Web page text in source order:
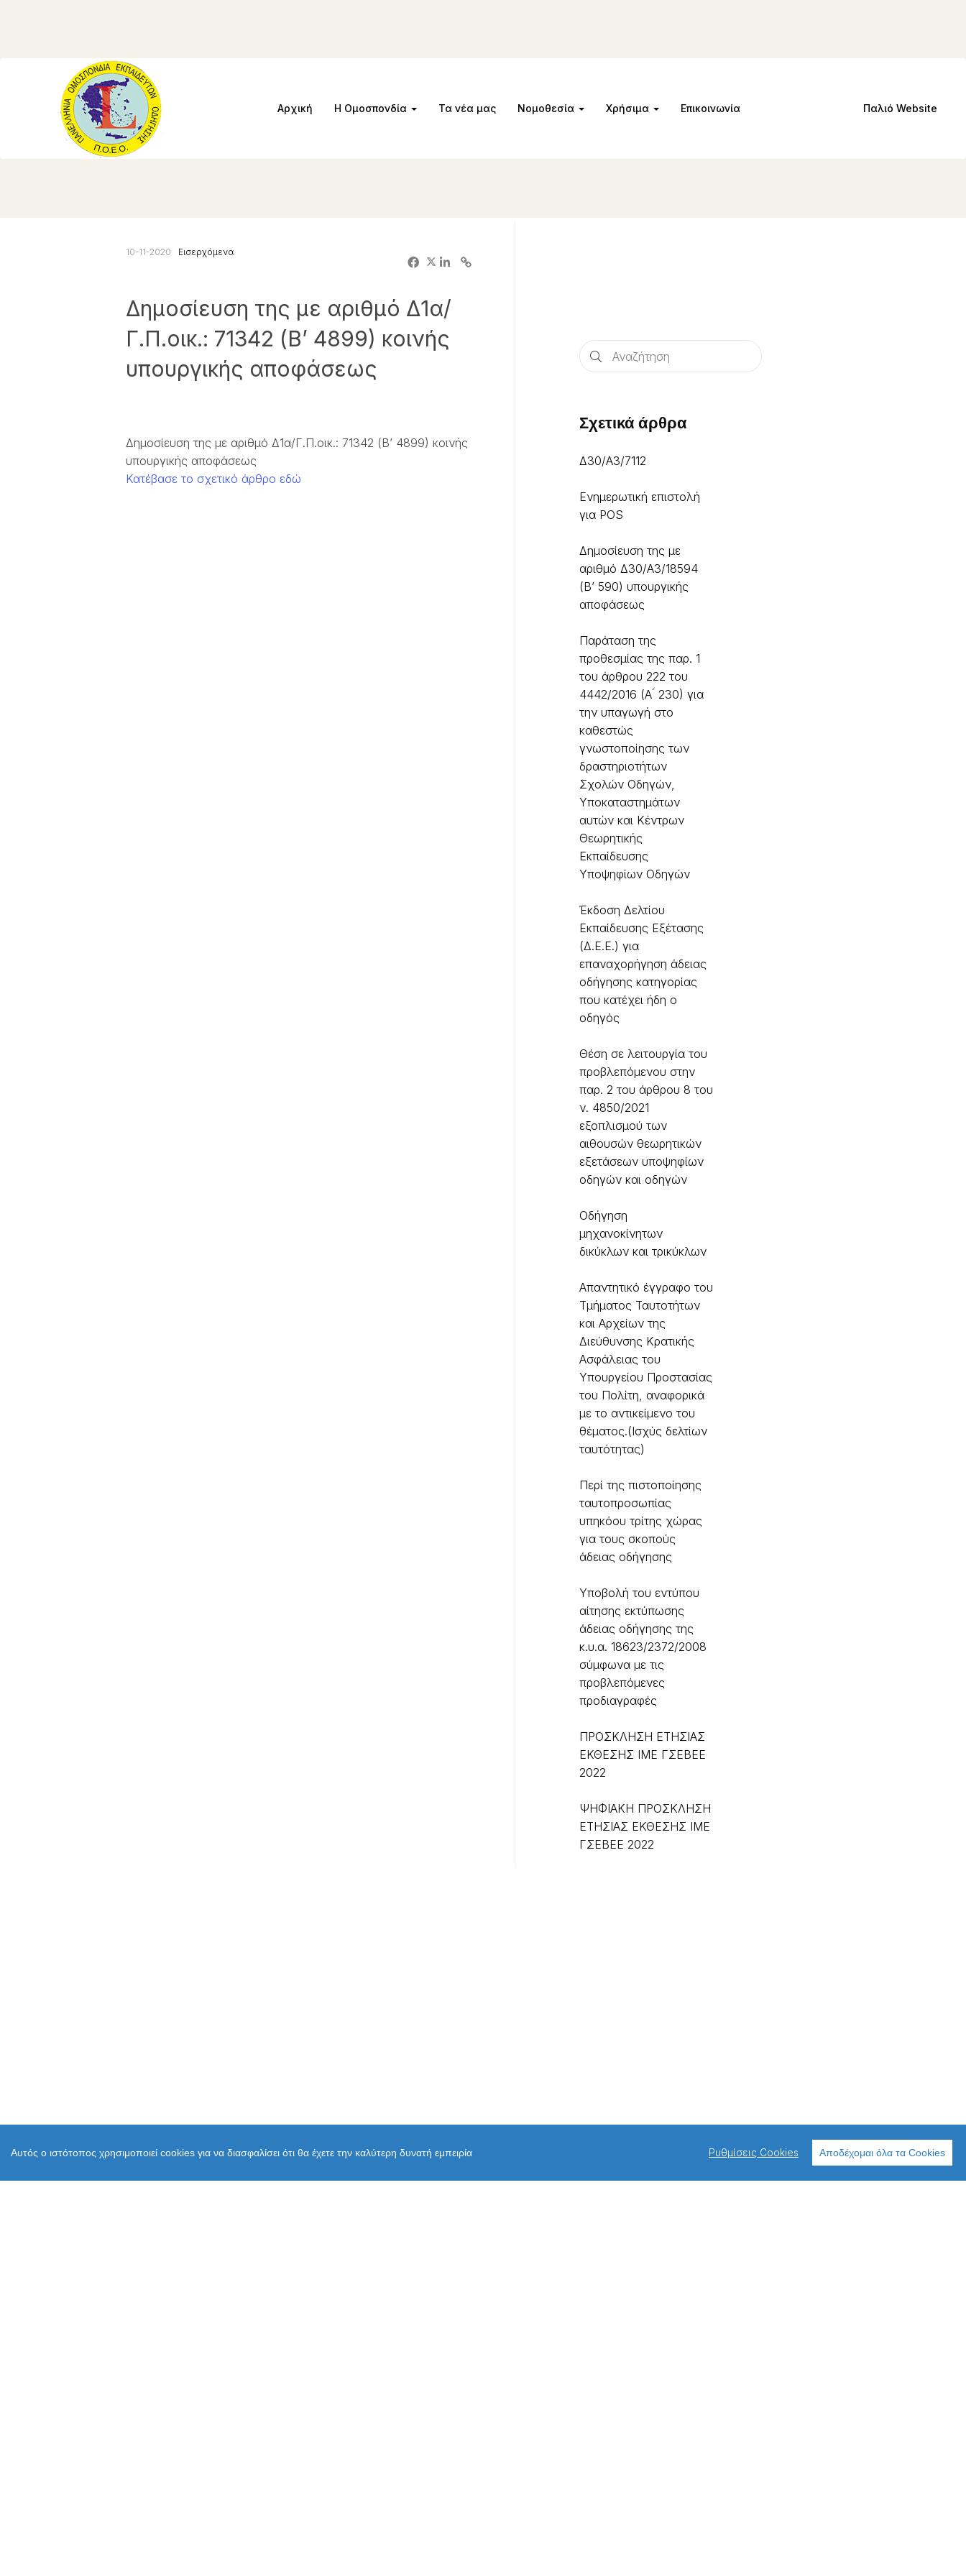
Αρχική Η Ομοσπονδία Τα νέα μας Νομοθεσία Χρήσιμα Επικοινωνία Παλιό Website
10-11-2020 Εισερχόμενα
Δημοσίευση της με αριθμό Δ1α/
Γ.Π.οικ.: 71342 (Β’ 4899) κοινής
υπουργικής αποφάσεως
Δημοσίευση της με αριθμό Δ1α/Γ.Π.οικ.: 71342 (Β’ 4899) κοινής
υπουργικής αποφάσεως
Κατέβασε το σχετικό άρθρο εδώ
Σχετικά άρθρα
Δ30/Α3/7112
Ενημερωτική επιστολή
για POS
Δημοσίευση της με
αριθμό Δ30/A3/18594
(Β’ 590) υπουργικής
αποφάσεως
Παράταση της
προθεσμίας της παρ. 1
του άρθρου 222 του
4442/2016 (Α ́ 230) για
την υπαγωγή στο
καθεστώς
γνωστοποίησης των
δραστηριοτήτων
Σχολών Οδηγών,
Υποκαταστημάτων
αυτών και Κέντρων
Θεωρητικής
Εκπαίδευσης
Υποψηφίων Οδηγών
Έκδοση Δελτίου
Εκπαίδευσης Εξέτασης
(Δ.Ε.Ε.) για
επαναχορήγηση άδειας
οδήγησης κατηγορίας
που κατέχει ήδη ο
οδηγός
Θέση σε λειτουργία του
προβλεπόμενου στην
παρ. 2 του άρθρου 8 του
ν. 4850/2021
εξοπλισμού των
αιθουσών θεωρητικών
εξετάσεων υποψηφίων
οδηγών και οδηγών
Οδήγηση
μηχανοκίνητων
δικύκλων και τρικύκλων
Aπαντητικό έγγραφο του
Τμήματος Ταυτοτήτων
και Αρχείων της
Διεύθυνσης Κρατικής
Ασφάλειας του
Υπουργείου Προστασίας
του Πολίτη, αναφορικά
με το αντικείμενο του
θέματος.(Ισχύς δελτίων
ταυτότητας)
Περί της πιστοποίησης
ταυτοπροσωπίας
υπηκόου τρίτης χώρας
για τους σκοπούς
άδειας οδήγησης
Υποβολή του εντύπου
αίτησης εκτύπωσης
άδειας οδήγησης της
κ.υ.α. 18623/2372/2008
σύμφωνα με τις
προβλεπόμενες
προδιαγραφές
ΠΡΟΣΚΛΗΣΗ ΕΤΗΣΙΑΣ
ΕΚΘΕΣΗΣ ΙΜΕ ΓΣΕΒΕΕ
2022
ΨΗΦΙΑΚΗ ΠΡΟΣΚΛΗΣΗ
ΕΤΗΣΙΑΣ ΕΚΘΕΣΗΣ ΙΜΕ
ΓΣΕΒΕΕ 2022
Αυτός ο ιστότοπος χρησιμοποιεί cookies για να διασφαλίσει ότι θα έχετε την καλύτερη δυνατή εμπειρία Ρυθμίσεις Cookies Αποδέχομαι όλα τα Cookies